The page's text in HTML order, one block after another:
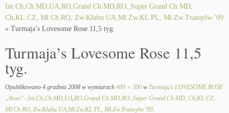
content
Int.Ch,Ch.MD,UA,RO,Grand Ch.MD,RO,,Super Grand Ch.MD,
Ch,KL.CZ, Mł.Ch.RO, Zw.Klubu UA,Mł.Zw.KL PL, Mł.Zw.Transylw.’09
» Turmaja’s Lovesome Rose 11,5 tyg.
Turmaja’s Lovesome Rose 11,5
tyg.
Opublikowano 4 grudnia 2008 w wymiarach 400 × 300 w Turmaja’s LOVESOME ROSE
„Rose”- Int.Ch,Ch.MD,UA,RO,Grand Ch.MD,RO,,Super Grand Ch.MD, Ch,KL.CZ,
Mł.Ch.RO, Zw.Klubu UA,Mł.Zw.KL PL, Mł.Zw.Transylw.’09.